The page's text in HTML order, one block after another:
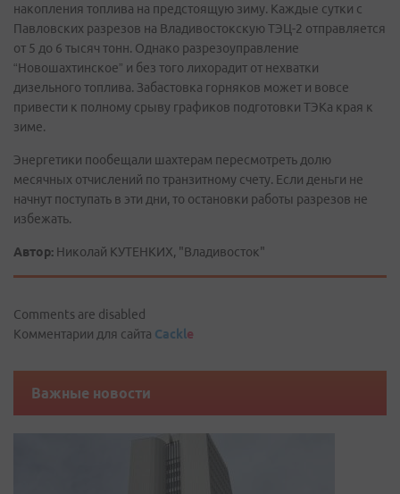
накопления топлива на предстоящую зиму. Каждые сутки с
Павловских разрезов на Владивостокскую ТЭЦ-2 отправляется
от 5 до 6 тысяч тонн. Однако разрезоуправление
“Новошахтинское” и без того лихорадит от нехватки
дизельного топлива. Забастовка горняков может и вовсе
привести к полному срыву графиков подготовки ТЭКа края к
зиме.
Энергетики пообещали шахтерам пересмотреть долю
месячных отчислений по транзитному счету. Если деньги не
начнут поступать в эти дни, то остановки работы разрезов не
избежать.
Автор: Николай КУТЕНКИХ, "Владивосток"
Comments are disabled
Комментарии для сайта Cackle
Важные новости